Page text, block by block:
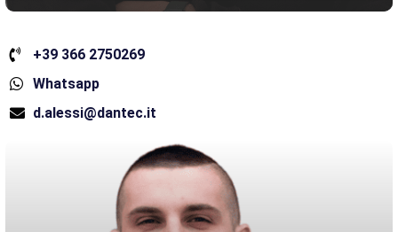
+39 366 2750269
Whatsapp
d.alessi@dantec.it